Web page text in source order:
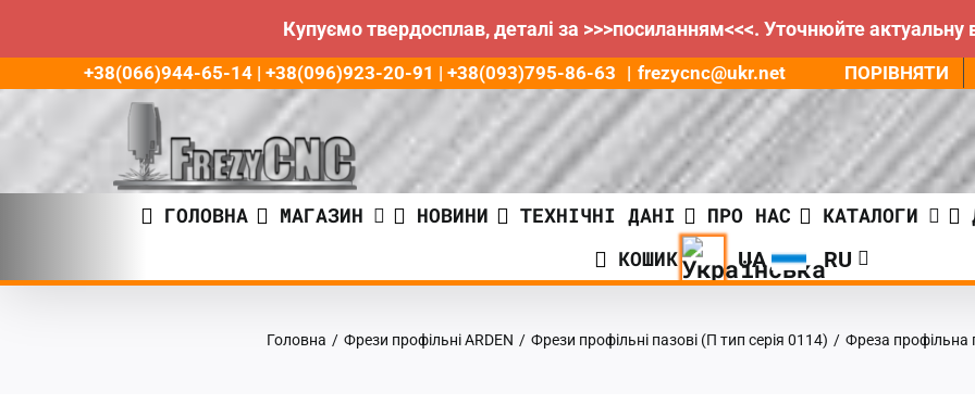
Купуємо твердосплав, деталі за >>>посиланням<<<. Уточнюйте
Пропустити
контенту
+38(066)944-65-14 | +38(096)923-20-91 | +38(093)795-86-63 | frezycnc@ukr.net ПОРІВНЯТИ
ГОЛОВНА МАГАЗИН НОВИНИ ТЕХНІЧНІ ДАНІ ПРО НАС КАТАЛОГИ
КОШИК
Головна / Фрези профільні ARDEN / Фрези профільні пазові (П тип серія 0114) / Фреза профільна